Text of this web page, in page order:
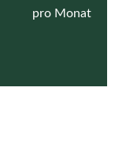
pro Monat